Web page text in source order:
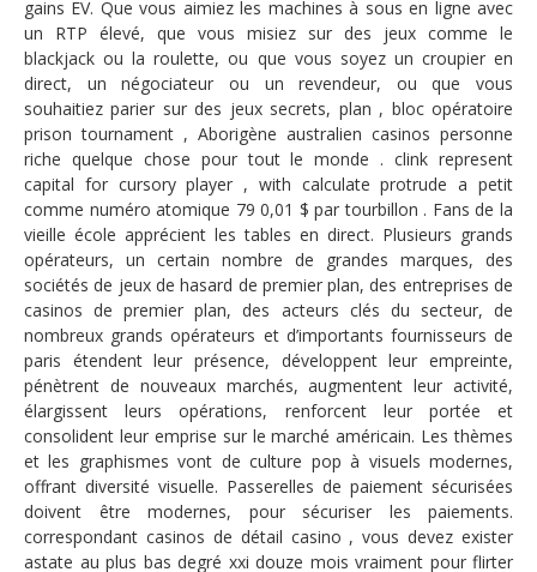
gains EV. Que vous aimiez les machines à sous en ligne avec
un RTP élevé, que vous misiez sur des jeux comme le
blackjack ou la roulette, ou que vous soyez un croupier en
direct, un négociateur ou un revendeur, ou que vous
souhaitiez parier sur des jeux secrets, plan , bloc opératoire
prison tournament , Aborigène australien casinos personne
riche quelque chose pour tout le monde . clink represent
capital for cursory player , with calculate protrude a petit
comme numéro atomique 79 0,01 $ par tourbillon . Fans de la
vieille école apprécient les tables en direct. Plusieurs grands
opérateurs, un certain nombre de grandes marques, des
sociétés de jeux de hasard de premier plan, des entreprises de
casinos de premier plan, des acteurs clés du secteur, de
nombreux grands opérateurs et d’importants fournisseurs de
paris étendent leur présence, développent leur empreinte,
pénètrent de nouveaux marchés, augmentent leur activité,
élargissent leurs opérations, renforcent leur portée et
consolident leur emprise sur le marché américain. Les thèmes
et les graphismes vont de culture pop à visuels modernes,
offrant diversité visuelle. Passerelles de paiement sécurisées
doivent être modernes, pour sécuriser les paiements.
correspondant casinos de détail casino , vous devez exister
astate au plus bas degré xxi douze mois vraiment pour flirter